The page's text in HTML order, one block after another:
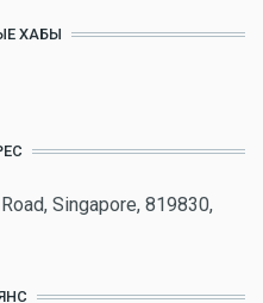
ХАБЫ
Singapore, 819830,